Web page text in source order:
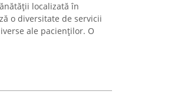
localizată în
o diversitate de servicii
ale pacienților. O